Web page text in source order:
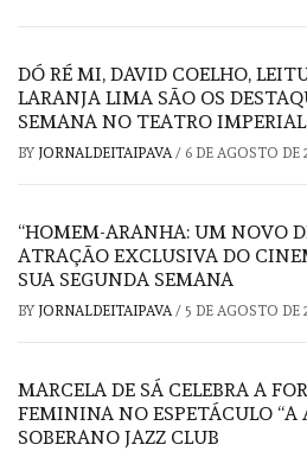
DÓ RÉ MI, DAVID COELHO,
LARANJA LIMA SÃO OS
SEMANA NO TEATRO IMPERIAL
BY JORNALDEITAIPAVA/ 6 DE AGOSTO DE
“HOMEM-ARANHA: UM NOVO
ATRAÇÃO EXCLUSIVA DO
SUA SEGUNDA SEMANA
BY JORNALDEITAIPAVA/ 5 DE AGOSTO DE
MARCELA DE SÁ CELEBRA A
FEMININA NO ESPETÁCULO “A
SOBERANO JAZZ CLUB